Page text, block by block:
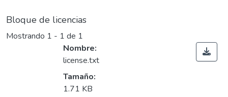
Bloque de licencias
Mostrando 1 - 1 de 1
Nombre:
license.txt
Tamaño:
1.71 KB